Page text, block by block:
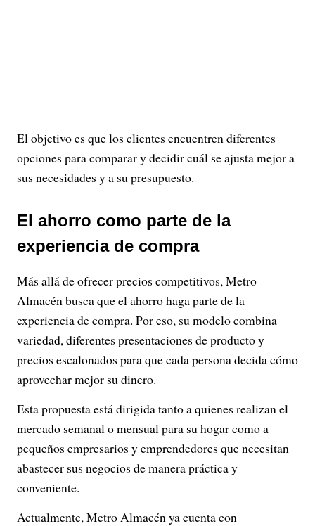
El objetivo es que los clientes encuentren diferentes
opciones para comparar y decidir cuál se ajusta mejor a
sus necesidades y a su presupuesto.
El ahorro como parte de la
experiencia de compra
Más allá de ofrecer precios competitivos, Metro
Almacén busca que el ahorro haga parte de la
experiencia de compra. Por eso, su modelo combina
variedad, diferentes presentaciones de producto y
precios escalonados para que cada persona decida cómo
aprovechar mejor su dinero.
Esta propuesta está dirigida tanto a quienes realizan el
mercado semanal o mensual para su hogar como a
pequeños empresarios y emprendedores que necesitan
abastecer sus negocios de manera práctica y
conveniente.
Actualmente, Metro Almacén ya cuenta con